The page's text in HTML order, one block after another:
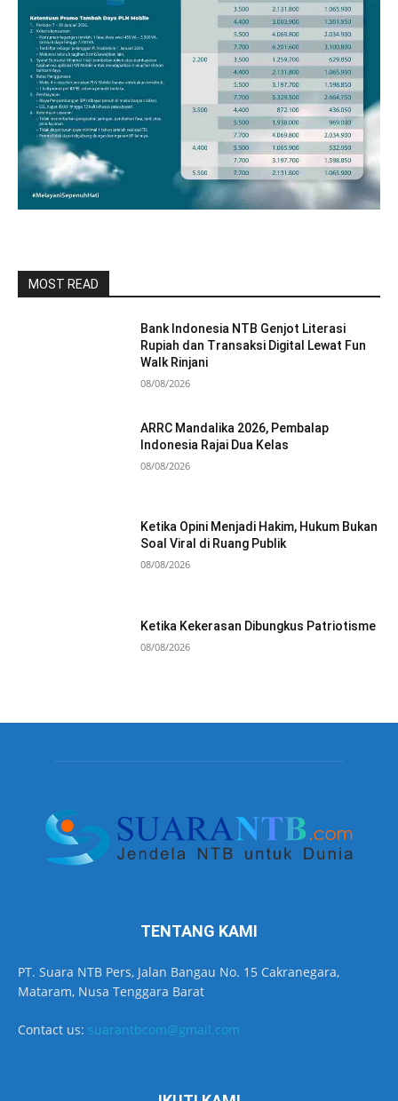
MOST READ
Bank Indonesia NTB Genjot Literasi
Rupiah dan Transaksi Digital Lewat Fun
Walk Rinjani
08/08/2026
ARRC Mandalika 2026, Pembalap
Indonesia Rajai Dua Kelas
08/08/2026
Ketika Opini Menjadi Hakim, Hukum Bukan
Soal Viral di Ruang Publik
08/08/2026
Ketika Kekerasan Dibungkus Patriotisme
08/08/2026
TENTANG KAMI
PT. Suara NTB Pers, Jalan Bangau No. 15 Cakranegara,
Mataram, Nusa Tenggara Barat
Contact us: suarantbcom@gmail.com